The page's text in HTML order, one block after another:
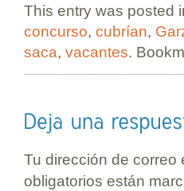
This entry was posted
concurso, cubrían,
saca, vacantes.
Tu dirección de correo
obligatorios están